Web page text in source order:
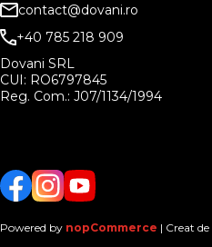
contact@dovani.ro
+40 785 218 909
Dovani SRL
CUI: RO6797845
Reg. Com.: J07/1134/1994
FacebookTwitterYouTube
Powered by nopCommerce | Creat de